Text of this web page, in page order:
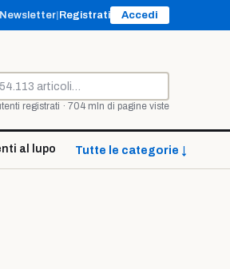
Newsletter Registrati Accedi
registrati · 704 mln di pagine viste
al lupo Tutte le categorie ↓